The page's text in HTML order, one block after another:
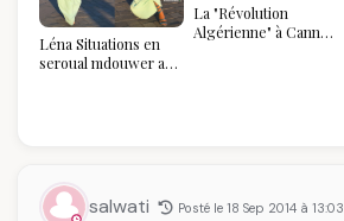
Léna Situations en
seroual mdouwer au
La "Révolution
Algérienne" à Cannes
salwati Posté le 18 Sep 2014 à 13:03